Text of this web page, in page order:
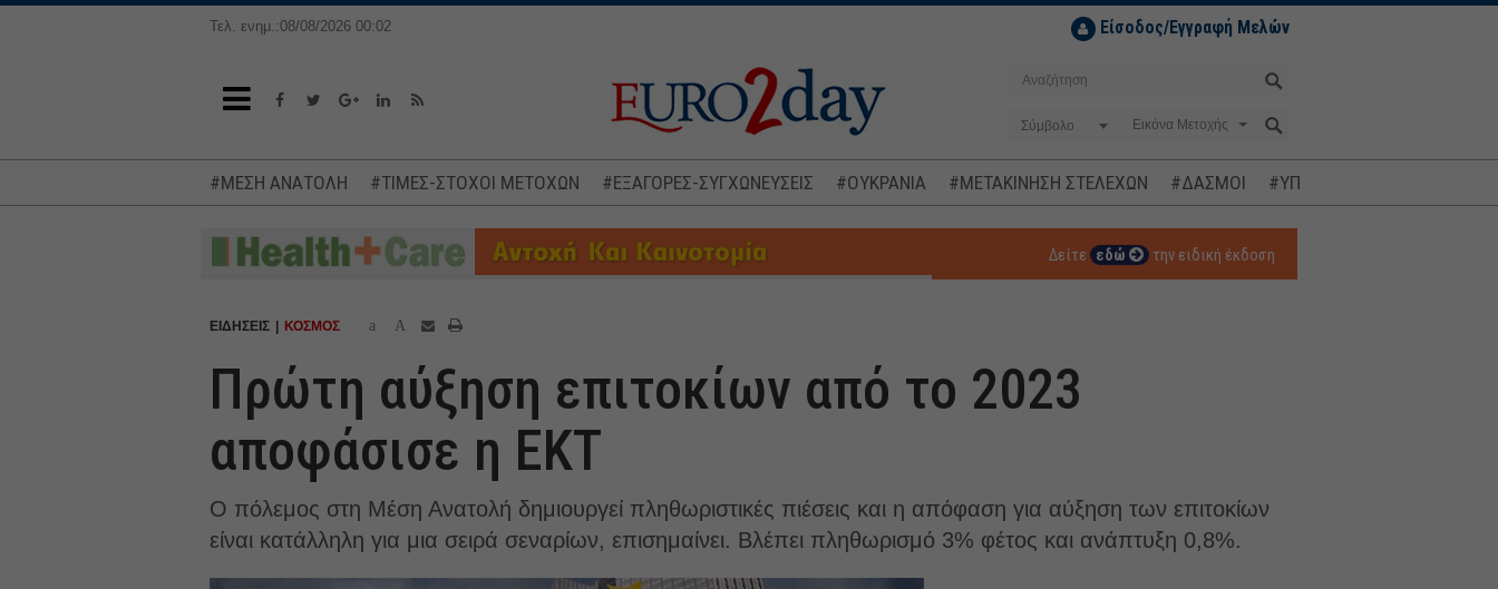
Τελ. ενημ.:08/08/2026 00:02 Είσοδος/Εγγραφή Μελών
Σύμβολο
#ΜΕΣΗ ΑΝΑΤΟΛΗ #ΤΙΜΕΣ-ΣΤΟΧΟΙ ΜΕΤΟΧΩΝ #ΕΞΑΓΟΡΕΣ-ΣΥΓΧΩΝΕΥΣΕΙΣ #ΟΥΚΡΑΝΙΑ #ΜΕΤΑΚΙΝΗΣΗ ΣΤΕΛΕΧΩΝ #ΔΑΣΜΟΙ #ΥΠΟΚΛΟΠΕΣ
Δείτε εδώ την ειδική έκδοση
ΕΙΔΗΣΕΙΣ ΚΟΣΜΟΣ a A
Πρώτη αύξηση επιτοκίων από το 2023
αποφάσισε η ΕΚΤ
Ο πόλεμος στη Μέση Ανατολή δημιουργεί πληθωριστικές πιέσεις και η απόφαση για αύξηση των επιτοκίων
είναι κατάλληλη για μια σειρά σεναρίων, επισημαίνει. Βλέπει πληθωρισμό 3% φέτος και ανάπτυξη 0,8%.